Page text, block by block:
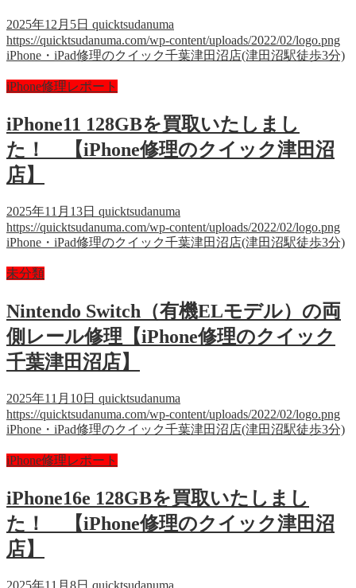
2025年12月5日 quicktsudanuma
https://quicktsudanuma.com/wp-content/uploads/2022/02/logo.png
iPhone・iPad修理のクイック千葉津田沼店(津田沼駅徒歩3分)
iPhone修理レポート
iPhone11 128GBを買取いたしまし
た！ 【iPhone修理のクイック津田沼
店】
2025年11月13日 quicktsudanuma
https://quicktsudanuma.com/wp-content/uploads/2022/02/logo.png
iPhone・iPad修理のクイック千葉津田沼店(津田沼駅徒歩3分)
未分類
Nintendo Switch（有機ELモデル）の両
側レール修理【iPhone修理のクイック
千葉津田沼店】
2025年11月10日 quicktsudanuma
https://quicktsudanuma.com/wp-content/uploads/2022/02/logo.png
iPhone・iPad修理のクイック千葉津田沼店(津田沼駅徒歩3分)
iPhone修理レポート
iPhone16e 128GBを買取いたしまし
た！ 【iPhone修理のクイック津田沼
店】
2025年11月8日 quicktsudanuma